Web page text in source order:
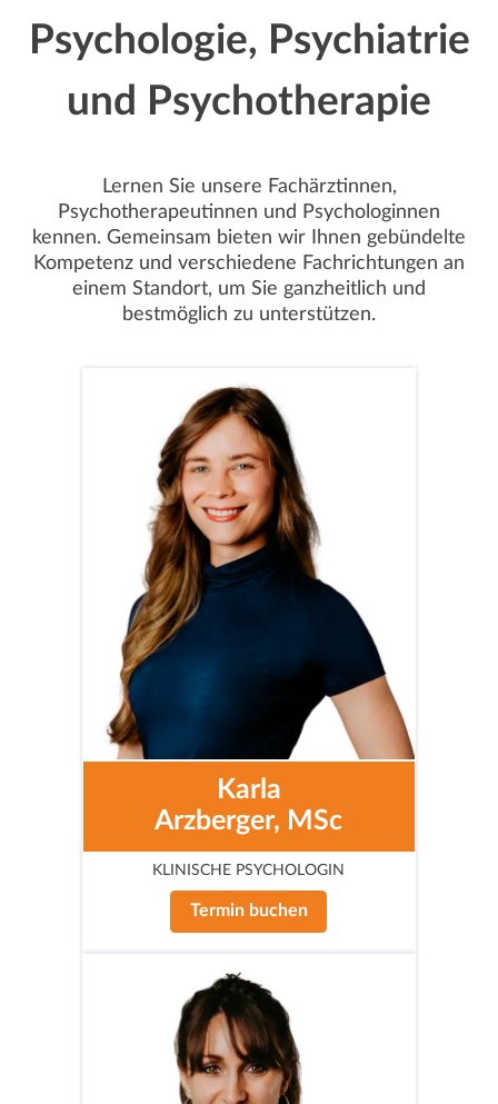
Mehr dazu unterknoll.business
Psychologie, Psychiatrie
und Psychotherapie
Lernen Sie unsere Fachärztinnen,
Psychotherapeutinnen und Psychologinnen
kennen. Gemeinsam bieten wir Ihnen gebündelte
Kompetenz und verschiedene Fachrichtungen an
einem Standort, um Sie ganzheitlich und
bestmöglich zu unterstützen.
Karla
Arzberger, MSc
KLINISCHE PSYCHOLOGIN
Termin buchen